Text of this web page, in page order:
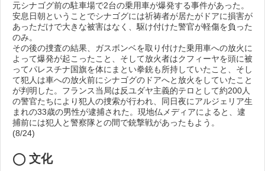
元シナゴグ前の駐車場で2台の乗用車が爆発する事件があった。
安息日朝ということでシナゴグには祈祷者が居たがドアに損害が
あっただけで大きな被害はなく、駆け付けた警官が軽傷を負った
のみ。
その後の捜査の結果、ガスボンベを取り付けた乗用車への放火に
よって爆発が起こったこと、そして放火者はクフィーヤを頭に被
ってパレスチナ国旗を体にまとい拳銃も所持していたこと、そし
て犯人は車への放火前にシナゴグのドアへと放火をしていたこと
が判明した。フランス当局は反ユダヤ主義的テロとして約200人
の警官たちにより犯人の捜索が行われ、同日夜にアルジェリア生
まれの33歳の男性が逮捕された。現地仏メディアによると、逮
捕前には犯人と警察隊との間で銃撃戦があったもよう。
(8/24)
◯ 文化